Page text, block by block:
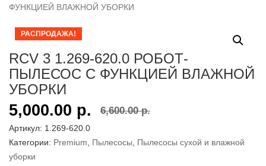
ФУНКЦИЕЙ ВЛАЖНОЙ УБОРКИ
РАСПРОДАЖА!
RCV 3 1.269-620.0 РОБОТ-
ПЫЛЕСОС С ФУНКЦИЕЙ ВЛАЖНОЙ
УБОРКИ
6,600.00р.
5,000.00 р.
Артикул: 1.269-620.0
Категории: Premium Пылесосы
Пылесосы сухой и влажной
уборки